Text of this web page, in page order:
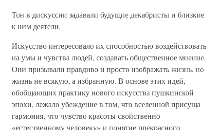
Тон в дискуссии задавали будущие декабристы и близкие
к ним деятели.
Искусство интересовало их способностью воздействовать
на умы и чувства людей, создавать общественное мнение.
Они призывали правдиво и просто изображать жизнь, но
жизнь не всякую, а избранную. В основе этих идей,
обобщающих практику нового искусства пушкинской
эпохи, лежало убеждение в том, что вселенной присуща
гармония, что чувство красоты свойственно
«естественному человеку» и понятие прекрасного